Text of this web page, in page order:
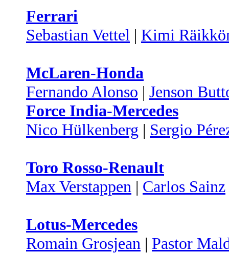
Ferrari
Sebastian Vettel | Kimi
McLaren-Honda
Fernando Alonso | Jenson
Force India-Mercedes
Nico Hülkenberg | Sergio
Toro Rosso-Renault
Max Verstappen | Carlos Sainz
Lotus-Mercedes
Romain Grosjean | Pastor